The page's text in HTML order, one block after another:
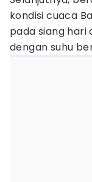
kondisi cuaca
pada siang
dengan suhu